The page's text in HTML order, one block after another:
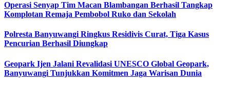
Operasi Senyap Tim Macan Blambangan Berhasil Tangkap
Komplotan Remaja Pembobol Ruko dan Sekolah
Polresta Banyuwangi Ringkus Residivis Curat, Tiga Kasus
Pencurian Berhasil Diungkap
Geopark Ijen Jalani Revalidasi UNESCO Global Geopark,
Banyuwangi Tunjukkan Komitmen Jaga Warisan Dunia